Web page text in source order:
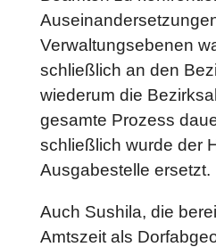
Verwaltungsebenen
schließlich an den
wiederum die
gesamte Prozess
schließlich wurde der
Ausgabestelle ersetzt.
Auch Sushila, die
Amtszeit als